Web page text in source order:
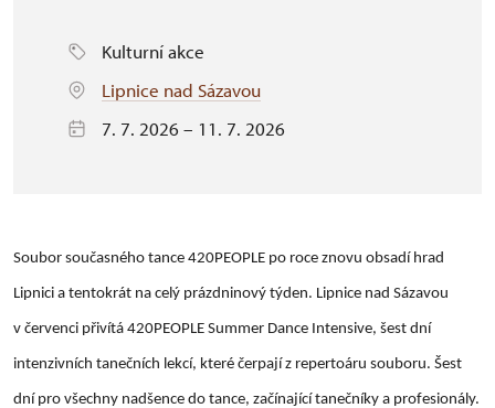
Kulturní akce
Lipnice nad Sázavou
7. 7. 2026 – 11. 7. 2026
Soubor současného tance 420PEOPLE po roce znovu obsadí hrad
Lipnici a tentokrát na celý prázdninový týden. Lipnice nad Sázavou
v červenci přivítá 420PEOPLE Summer Dance Intensive, šest dní
intenzivních tanečních lekcí, které čerpají z repertoáru souboru. Šest
dní pro všechny nadšence do tance, začínající tanečníky a profesionály.​